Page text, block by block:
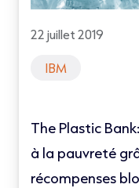
22 juillet 2019
IBM
The Plastic
à la pauvreté
récompenses